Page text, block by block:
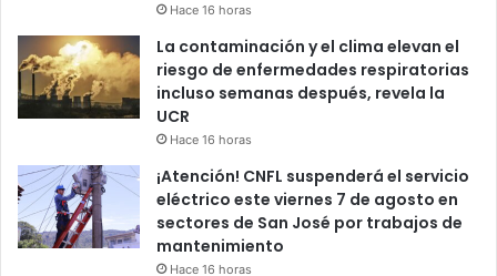
Hace 16 horas
La contaminación y el clima elevan el
riesgo de enfermedades respiratorias
incluso semanas después, revela la
UCR
Hace 16 horas
¡Atención! CNFL suspenderá el servicio
eléctrico este viernes 7 de agosto en
sectores de San José por trabajos de
mantenimiento
Hace 16 horas